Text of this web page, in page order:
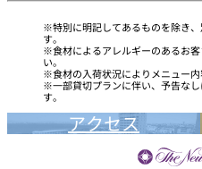
特別に明記してあるものを除き
す。
食材によるアレルギーのあるお
い。
食材の入荷状況によりメニュー
一部貸切プランに伴い、予告な
す。
アクセス